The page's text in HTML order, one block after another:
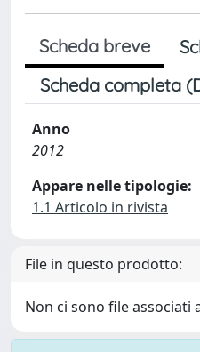
Scheda breve
Scheda completa
Anno
2012
Appare nelle tipologie:
1.1 Articolo in rivista
File in questo prodotto:
Non ci sono file associati